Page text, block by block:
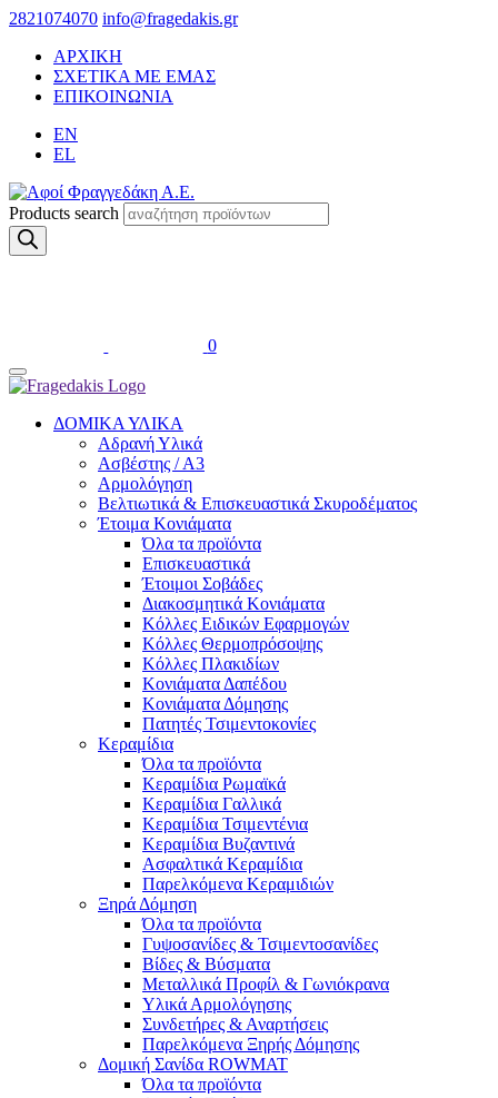
2821074070 info@fragedakis.gr
ΑΡΧΙΚΗ
ΣΧΕΤΙΚΑ ΜΕ ΕΜΑΣ
ΕΠΙΚΟΙΝΩΝΙΑ
EN
EL
Products search
0
ΔΟΜΙΚΑ ΥΛΙΚΑ
Αδρανή Υλικά
Ασβέστης / Α3
Αρμολόγηση
Βελτιωτικά & Επισκευαστικά Σκυροδέματος
Έτοιμα Κονιάματα
Όλα τα προϊόντα
Επισκευαστικά
Έτοιμοι Σοβάδες
Διακοσμητικά Κονιάματα
Κόλλες Ειδικών Εφαρμογών
Κόλλες Θερμοπρόσοψης
Κόλλες Πλακιδίων
Κονιάματα Δαπέδου
Κονιάματα Δόμησης
Πατητές Τσιμεντοκονίες
Κεραμίδια
Όλα τα προϊόντα
Κεραμίδια Ρωμαϊκά
Κεραμίδια Γαλλικά
Κεραμίδια Τσιμεντένια
Κεραμίδια Βυζαντινά
Ασφαλτικά Κεραμίδια
Παρελκόμενα Κεραμιδιών
Ξηρά Δόμηση
Όλα τα προϊόντα
Γυψοσανίδες & Τσιμεντοσανίδες
Βίδες & Βύσματα
Μεταλλικά Προφίλ & Γωνιόκρανα
Υλικά Αρμολόγησης
Συνδετήρες & Αναρτήσεις
Παρελκόμενα Ξηρής Δόμησης
Δομική Σανίδα ROWMAT
Όλα τα προϊόντα